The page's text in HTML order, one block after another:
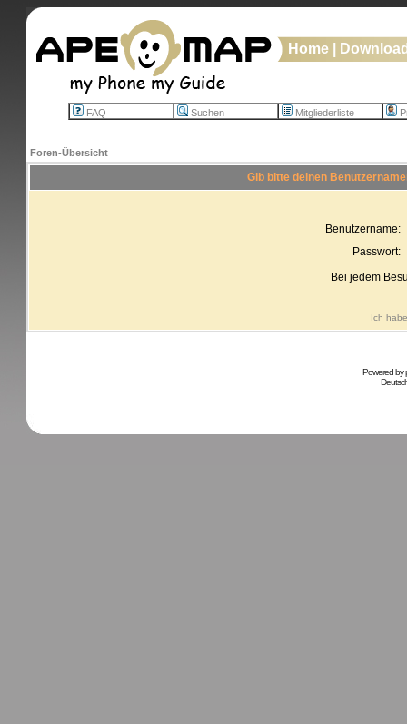
Home
FAQ Suchen Mitgliederliste
Foren-Übersicht
Gib bitte deinen
Benutzername:
Passwort:
Bei jedem
Ich
Powered by